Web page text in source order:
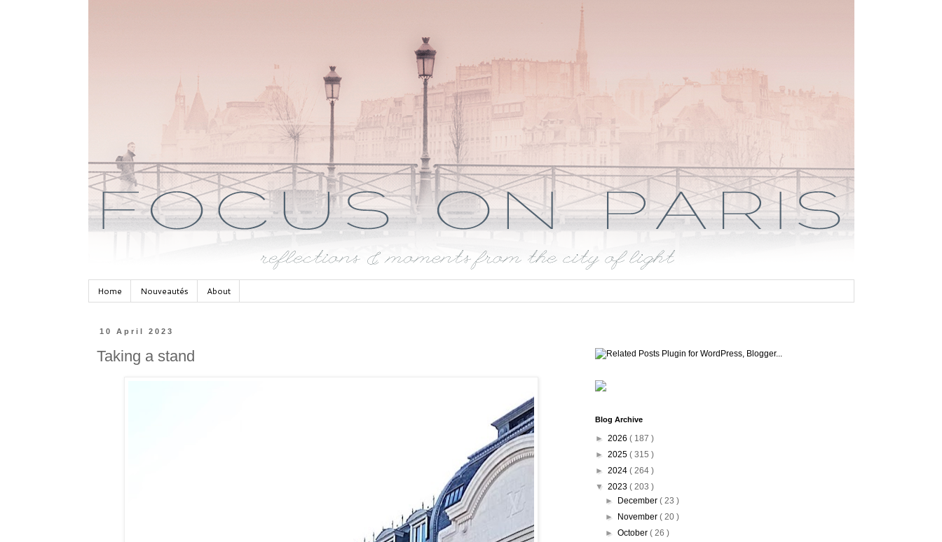
Home Nouveautés About
10 April 2023
Taking a stand
Blog Archive
► 2026 ( 187 )
► 2025 ( 315 )
► 2024 ( 264 )
▼ 2023 ( 203 )
►
December ( 23 )
►
November ( 20 )
► October ( 26 )